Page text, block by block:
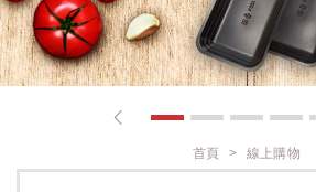
1 2 3 4
首頁 線上購物